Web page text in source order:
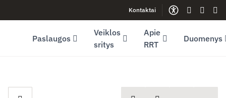
Youtube (opens in new window)Kontaktai
Gestų
Paslaugos
Veiklos
sritys
Apie
RRT
Duomenys